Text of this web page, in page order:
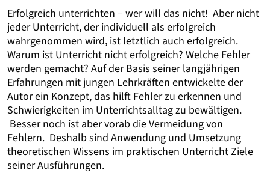
Erfolgreich unterrichten – wer will das nicht! Aber nicht
jeder Unterricht, der individuell als erfolgreich
wahrgenommen wird, ist letztlich auch erfolgreich.
Warum ist Unterricht nicht erfolgreich? Welche Fehler
werden gemacht? Auf der Basis seiner langjährigen
Erfahrungen mit jungen Lehrkräften entwickelte der
Autor ein Konzept, das hilft Fehler zu erkennen und
Schwierigkeiten im Unterrichtsalltag zu bewältigen.
Besser noch ist aber vorab die Vermeidung von
Fehlern. Deshalb sind Anwendung und Umsetzung
theoretischen Wissens im praktischen Unterricht Ziele
seiner Ausführungen.